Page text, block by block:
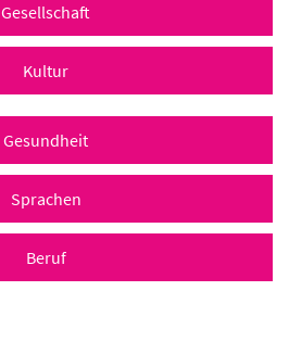
Gesellschaft
Kultur
Gesundheit
Sprachen
Beruf